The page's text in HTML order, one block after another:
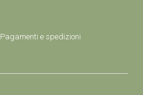
Pagamenti e spedizioni